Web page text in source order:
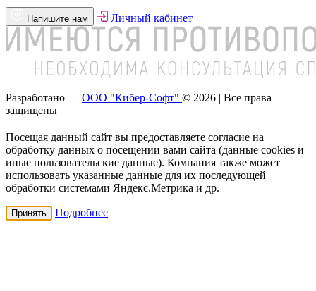
Напишите нам Личный кабинет
Разработано — ООО "Кибер-Софт" © 2026 | Все права
защищены
Посещая данный сайт вы предоставляете согласие на
обработку данных о посещении вами сайта (данные cookies и
иные пользовательские данные). Компания также может
использовать указанные данные для их последующей
обработки системами Яндекс.Метрика и др.
Принять Подробнее